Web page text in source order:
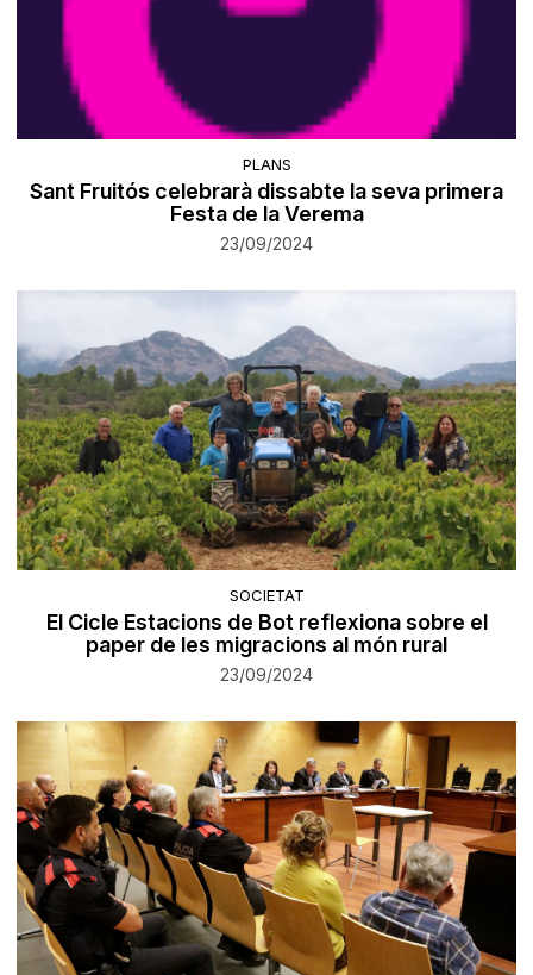
PLANS
Sant Fruitós celebrarà dissabte la seva primera
Festa de la Verema
23/09/2024
SOCIETAT
El Cicle Estacions de Bot reflexiona sobre el
paper de les migracions al món rural
23/09/2024